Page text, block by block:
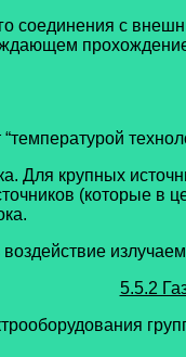
соединения с
Для крупных
(которые в
5.5.2